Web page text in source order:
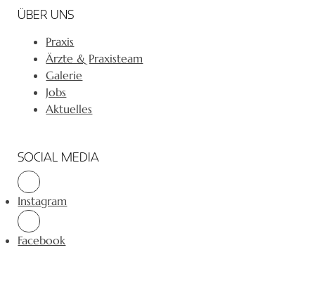
ÜBER UNS
Praxis
Ärzte & Praxisteam
Galerie
Jobs
Aktuelles
SOCIAL MEDIA
Instagram
Facebook